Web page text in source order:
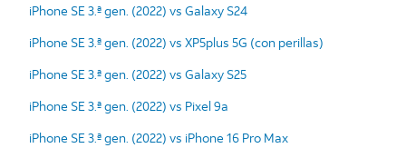
iPhone SE 3.ª gen. (2022) vs Galaxy S24
iPhone SE 3.ª gen. (2022) vs XP5plus 5G (con perillas)
iPhone SE 3.ª gen. (2022) vs Galaxy S25
iPhone SE 3.ª gen. (2022) vs Pixel 9a
iPhone SE 3.ª gen. (2022) vs iPhone 16 Pro Max